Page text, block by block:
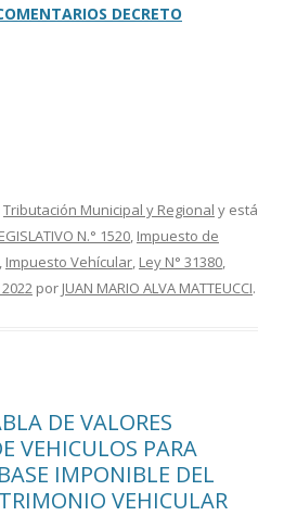
DECRETO
Tributación Municipal y Regional y está
N.° 1520, Impuesto de
, Impuesto Vehícular, Ley N° 31380,
por JUAN MARIO ALVA MATTEUCCI.
DE VALORES
VEHICULOS PARA
IMPONIBLE DEL
VEHICULAR